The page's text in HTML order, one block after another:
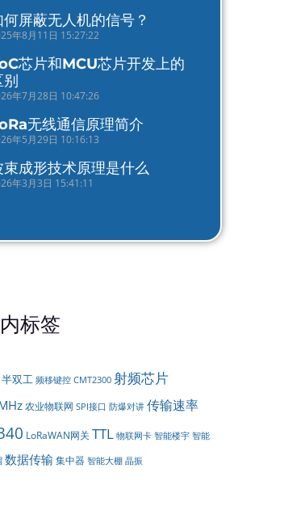
何屏蔽无人机的信号？
年8月11日 15:27:22
芯片和MCU芯片开发上的
别
年7月28日 10:47:26
无线通信原理简介
年5月29日 10:16:13
束成形技术原理是什么
年3月3日 15:41:11
标签
半双工 频移键控 CMT2300 射频芯片
农业物联网 SPI接口 防爆对讲 传输速率
LoRaWAN网关TTL 物联网卡 智能楼宇 智能
数据传输集中器 智能大棚 晶振